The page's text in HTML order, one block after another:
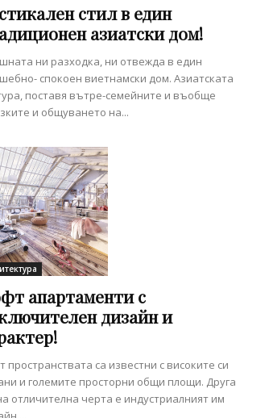
стил в един
азиатски дом!
ни разходка, ни отвежда в един
спокоен виетнамски дом. Азиатската
поставя вътре-семейните и въобще
и общуването на...
апартаменти с
дизайн и
пространствата са известни с високите си
и големите просторни общи площи. Друга
отличителна черта е индустриалният им